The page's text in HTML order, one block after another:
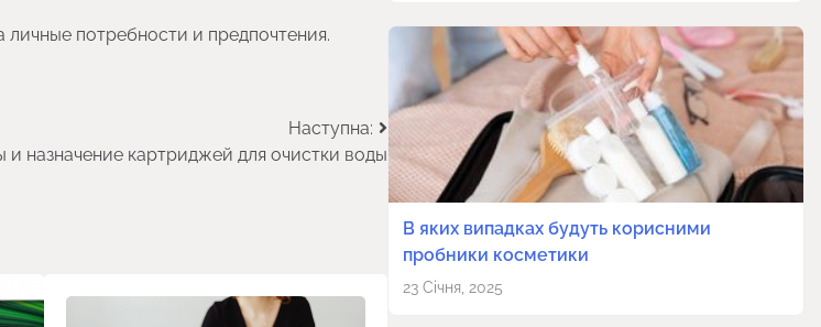
потребности и предпочтения.
Наступна:
и назначение картриджей для очистки воды
В яких випадках будуть корисними
пробники косметики
23 Січня, 2025